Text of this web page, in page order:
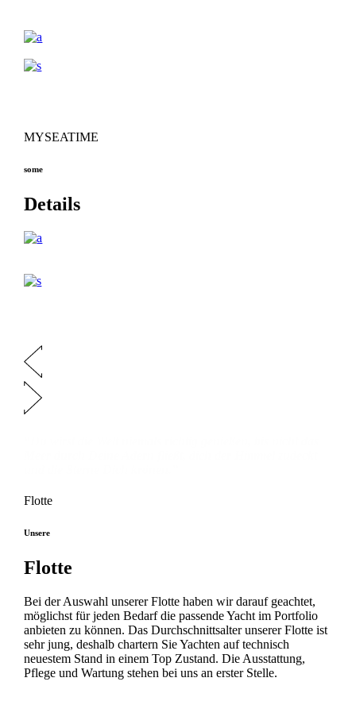
MYSEATIME
some
Details
Flotte
Unsere
Flotte
Bei der Auswahl unserer Flotte haben wir darauf geachtet,
möglichst für jeden Bedarf die passende Yacht im Portfolio
anbieten zu können. Das Durchschnittsalter unserer Flotte ist
sehr jung, deshalb chartern Sie Yachten auf technisch
neuestem Stand in einem Top Zustand. Die Ausstattung,
Pflege und Wartung stehen bei uns an erster Stelle.